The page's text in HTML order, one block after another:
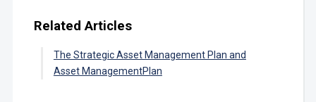
Related Articles
The Strategic Asset Management Plan and
Asset ManagementPlan